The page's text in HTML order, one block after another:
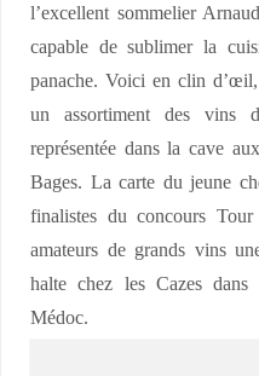
l’excellent sommelier
capable de sublimer la
panache. Voici en clin
un assortiment des vins
représentée dans la cave
Bages. La carte du jeune
finalistes du concours
amateurs de grands vins
halte chez les Cazes
Médoc.